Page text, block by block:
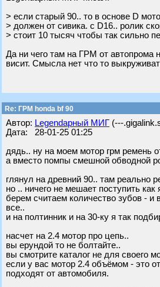
> если старый 90.. то в основе D
> должен от сивика. с D16.. ролик
> стоит 10 тысяч чтобы так сильно
Да ни чего там на ГРМ от автопрома
висит. Смысла нет что то
Re: ГРМ honda bf 90
Автор: Legendарный МИГ (---
Дата: 28-01-25 01:25
дядь.. ну на моем мотор грм ремень
а вместо помпы смешной обводной
глянул на древний 90.. там реально
но .. ничего не мешает поступить как
берем считаем количество зубов -
все..
и на полтинник и на 30-ку я так
насчет на 2.4 мотор про цепь..
вы ерундой то не болтайте..
вы смотрите каталог не для своего
если у вас мотор 2.4 объёмом - это
подходят от автомобиля.